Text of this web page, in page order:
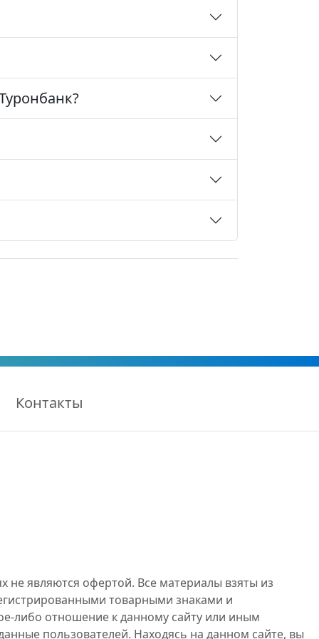
Контакты
не являются офертой. Все материалы взяты из
товарными знаками и
либо отношение к данному сайту или иным
пользователей. Находясь на данном сайте, вы